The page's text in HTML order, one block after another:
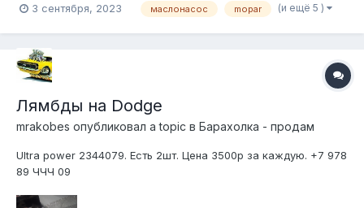
3 сентября, 2023 маслонасос mopar (и ещё 5 )
Лямбды на Dodge
mrakobes опубликовал a topic в Барахолка - продам
Ultra power 2344079. Есть 2шт. Цена 3500р за каждую. +7 978
89 ЧЧЧ 09